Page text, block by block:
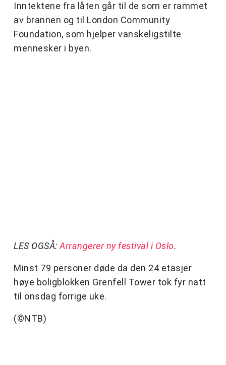
Inntektene fra låten går til de som er rammet
av brannen og til London Community
Foundation, som hjelper vanskeligstilte
mennesker i byen.
LES OGSÅ: Arrangerer ny festival i Oslo.
Minst 79 personer døde da den 24 etasjer
høye boligblokken Grenfell Tower tok fyr natt
til onsdag forrige uke.
(©NTB)